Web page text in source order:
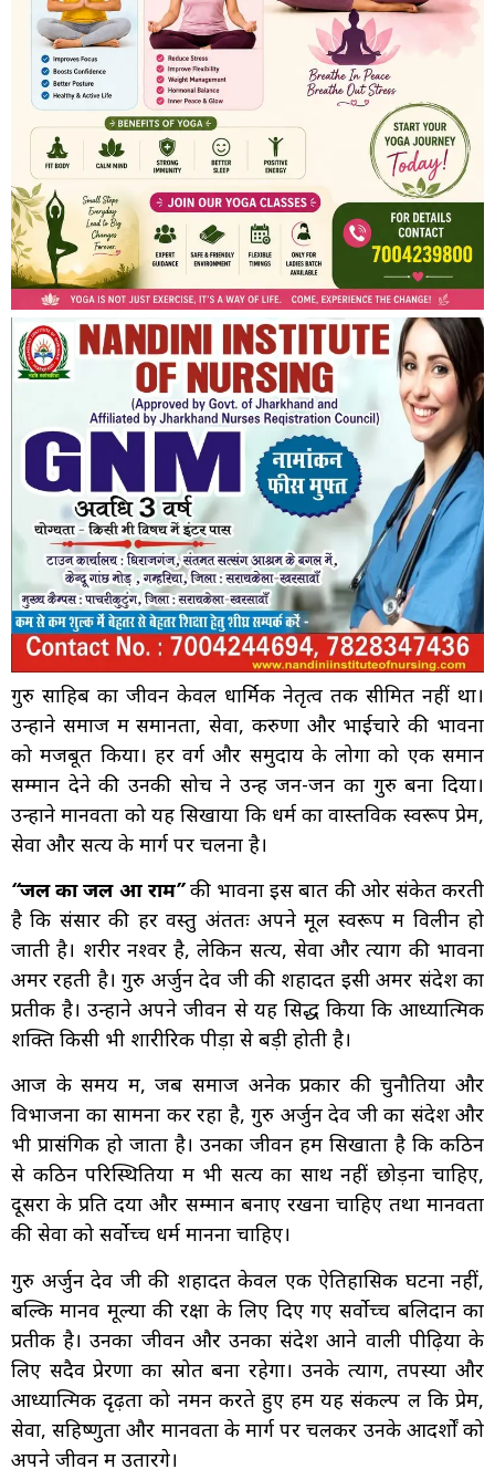
गुरु साहिब का जीवन केवल धार्मिक नेतृत्व तक सीमित नहीं था।
उन्होंने समाज में समानता, सेवा, करुणा और भाईचारे की भावना
को मजबूत किया। हर वर्ग और समुदाय के लोगों को एक समान
सम्मान देने की उनकी सोच ने उन्हें जन-जन का गुरु बना दिया।
उन्होंने मानवता को यह सिखाया कि धर्म का वास्तविक स्वरूप प्रेम,
सेवा और सत्य के मार्ग पर चलना है।
“जल का जल हुआ राम”की भावना इस बात की ओर संकेत करती
है कि संसार की हर वस्तु अंततः अपने मूल स्वरूप में विलीन हो
जाती है। शरीर नश्वर है, लेकिन सत्य, सेवा और त्याग की भावना
अमर रहती है। गुरु अर्जुन देव जी की शहादत इसी अमर संदेश का
प्रतीक है। उन्होंने अपने जीवन से यह सिद्ध किया कि आध्यात्मिक
शक्ति किसी भी शारीरिक पीड़ा से बड़ी होती है।
आज के समय में, जब समाज अनेक प्रकार की चुनौतियों और
विभाजनों का सामना कर रहा है, गुरु अर्जुन देव जी का संदेश और
भी प्रासंगिक हो जाता है। उनका जीवन हमें सिखाता है कि कठिन
से कठिन परिस्थितियों में भी सत्य का साथ नहीं छोड़ना चाहिए,
दूसरों के प्रति दया और सम्मान बनाए रखना चाहिए तथा मानवता
की सेवा को सर्वोच्च धर्म मानना चाहिए।
गुरु अर्जुन देव जी की शहादत केवल एक ऐतिहासिक घटना नहीं,
बल्कि मानव मूल्यों की रक्षा के लिए दिए गए सर्वोच्च बलिदान का
प्रतीक है। उनका जीवन और उनका संदेश आने वाली पीढ़ियों के
लिए सदैव प्रेरणा का स्रोत बना रहेगा। उनके त्याग, तपस्या और
आध्यात्मिक दृढ़ता को नमन करते हुए हम यह संकल्प लें कि प्रेम,
सेवा, सहिष्णुता और मानवता के मार्ग पर चलकर उनके आदर्शों को
अपने जीवन में उतारेंगे।